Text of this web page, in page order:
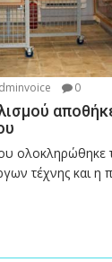
0
ολοκληρώθηκε
τέχνης και η